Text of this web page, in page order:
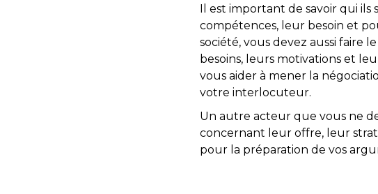
Il est important de savoir qui
compétences, leur besoin et
société, vous devez aussi faire
besoins, leurs motivations et
vous aider à mener la
votre interlocuteur.
Un autre acteur que vous ne
concernant leur offre, leur
pour la préparation de vos